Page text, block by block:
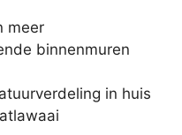
meer
binnenmuren
in huis